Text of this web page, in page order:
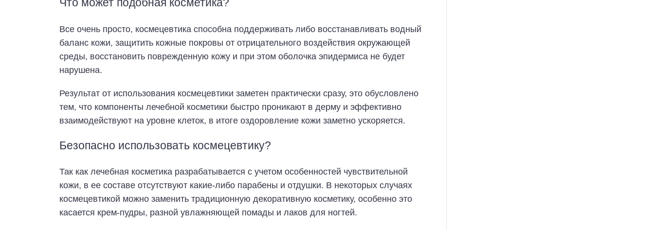
Что может подобная косметика?
Все очень просто, космецевтика способна поддерживать либо восстанавливать водный
баланс кожи, защитить кожные покровы от отрицательного воздействия окружающей
среды, восстановить поврежденную кожу и при этом оболочка эпидермиса не будет
нарушена.
Результат от использования космецевтики заметен практически сразу, это обусловлено
тем, что компоненты лечебной косметики быстро проникают в дерму и эффективно
взаимодействуют на уровне клеток, в итоге оздоровление кожи заметно ускоряется.
Безопасно использовать космецевтику?
Так как лечебная косметика разрабатывается с учетом особенностей чувствительной
кожи, в ее составе отсутствуют какие-либо парабены и отдушки. В некоторых случаях
космецевтикой можно заменить традиционную декоративную косметику, особенно это
касается крем-пудры, разной увлажняющей помады и лаков для ногтей.